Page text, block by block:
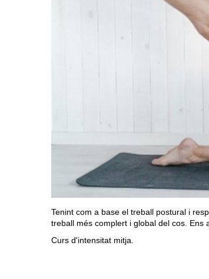
Tenint com a base el treball postural i
treball més complert i global del cos. Ens
Curs d'intensitat mitja.